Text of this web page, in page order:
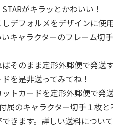
がキラッとかわいい！
デフォルメをデザインに使
キャラクターのフレーム切
そのまま定形外郵便で発送
を是非送ってみてね！
トカードを定形外郵便で発
属のキャラクター切手１枚
きます。詳しい送料につい